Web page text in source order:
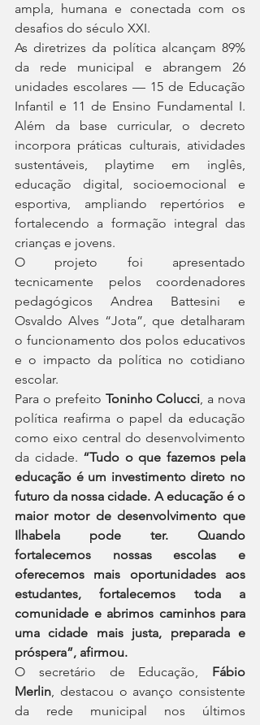
ampla, humana e conectada com os
desafios do século XXI.
As diretrizes da política alcançam 89%
da rede municipal e abrangem 26
unidades escolares — 15 de Educação
Infantil e 11 de Ensino Fundamental I.
Além da base curricular, o decreto
incorpora práticas culturais, atividades
sustentáveis, playtime em inglês,
educação digital, socioemocional e
esportiva, ampliando repertórios e
fortalecendo a formação integral das
crianças e jovens.
O projeto foi apresentado
tecnicamente pelos coordenadores
pedagógicos Andrea Battesini e
Osvaldo Alves “Jota”, que detalharam
o funcionamento dos polos educativos
e o impacto da política no cotidiano
escolar.
Para o prefeito Toninho Colucci, a nova
política reafirma o papel da educação
como eixo central do desenvolvimento
da cidade. “Tudo o que fazemos pela
educação é um investimento direto no
futuro da nossa cidade. A educação é o
maior motor de desenvolvimento que
Ilhabela pode ter. Quando
fortalecemos nossas escolas e
oferecemos mais oportunidades aos
estudantes, fortalecemos toda a
comunidade e abrimos caminhos para
uma cidade mais justa, preparada e
próspera”, afirmou.
O secretário de Educação, Fábio
Merlin, destacou o avanço consistente
da rede municipal nos últimos